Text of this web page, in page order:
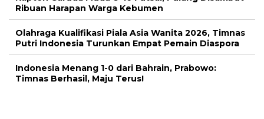
Ribuan Harapan Warga Kebumen
Olahraga Kualifikasi Piala Asia Wanita 2026, Timnas
Putri Indonesia Turunkan Empat Pemain Diaspora
Indonesia Menang 1-0 dari Bahrain, Prabowo:
Timnas Berhasil, Maju Terus!